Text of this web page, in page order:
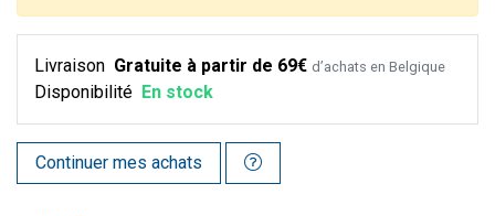
Livraison Gratuite à partir de 69€ d’achats en Belgique
Disponibilité En stock
Continuer mes achats